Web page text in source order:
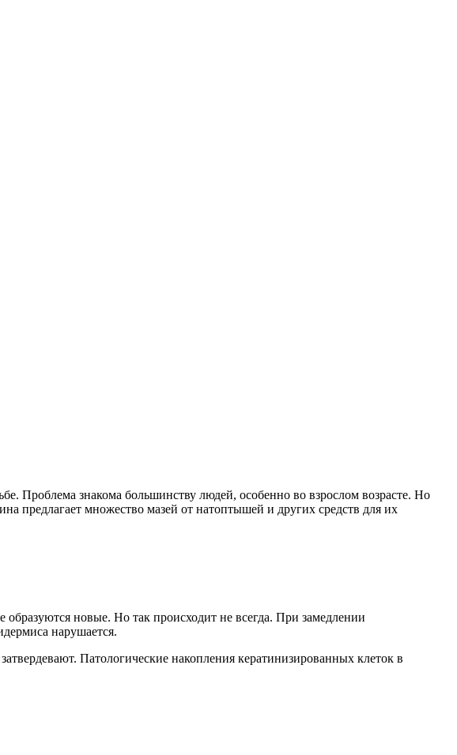
Проблема знакома большинству людей, особенно во взрослом возрасте. Но
предлагает множество мазей от натоптышей и других средств для их
новые. Но так происходит не всегда. При замедлении
нарушается.
Патологические накопления кератинизированных клеток в